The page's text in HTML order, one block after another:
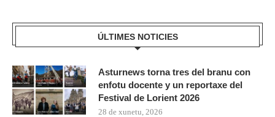
ÚLTIMES NOTICIES
Asturnews torna tres del branu con
enfotu docente y un reportaxe del
Festival de Lorient 2026
28 de xunetu, 2026